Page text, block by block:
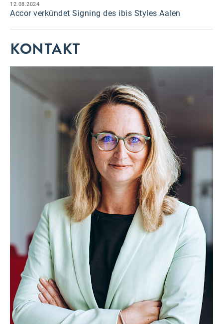
12.08.2024
Accor verkündet Signing des ibis Styles Aalen
KONTAKT